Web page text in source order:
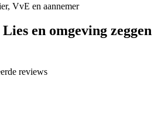
VvE en aannemer
Lies en omgeving zeggen
reviews